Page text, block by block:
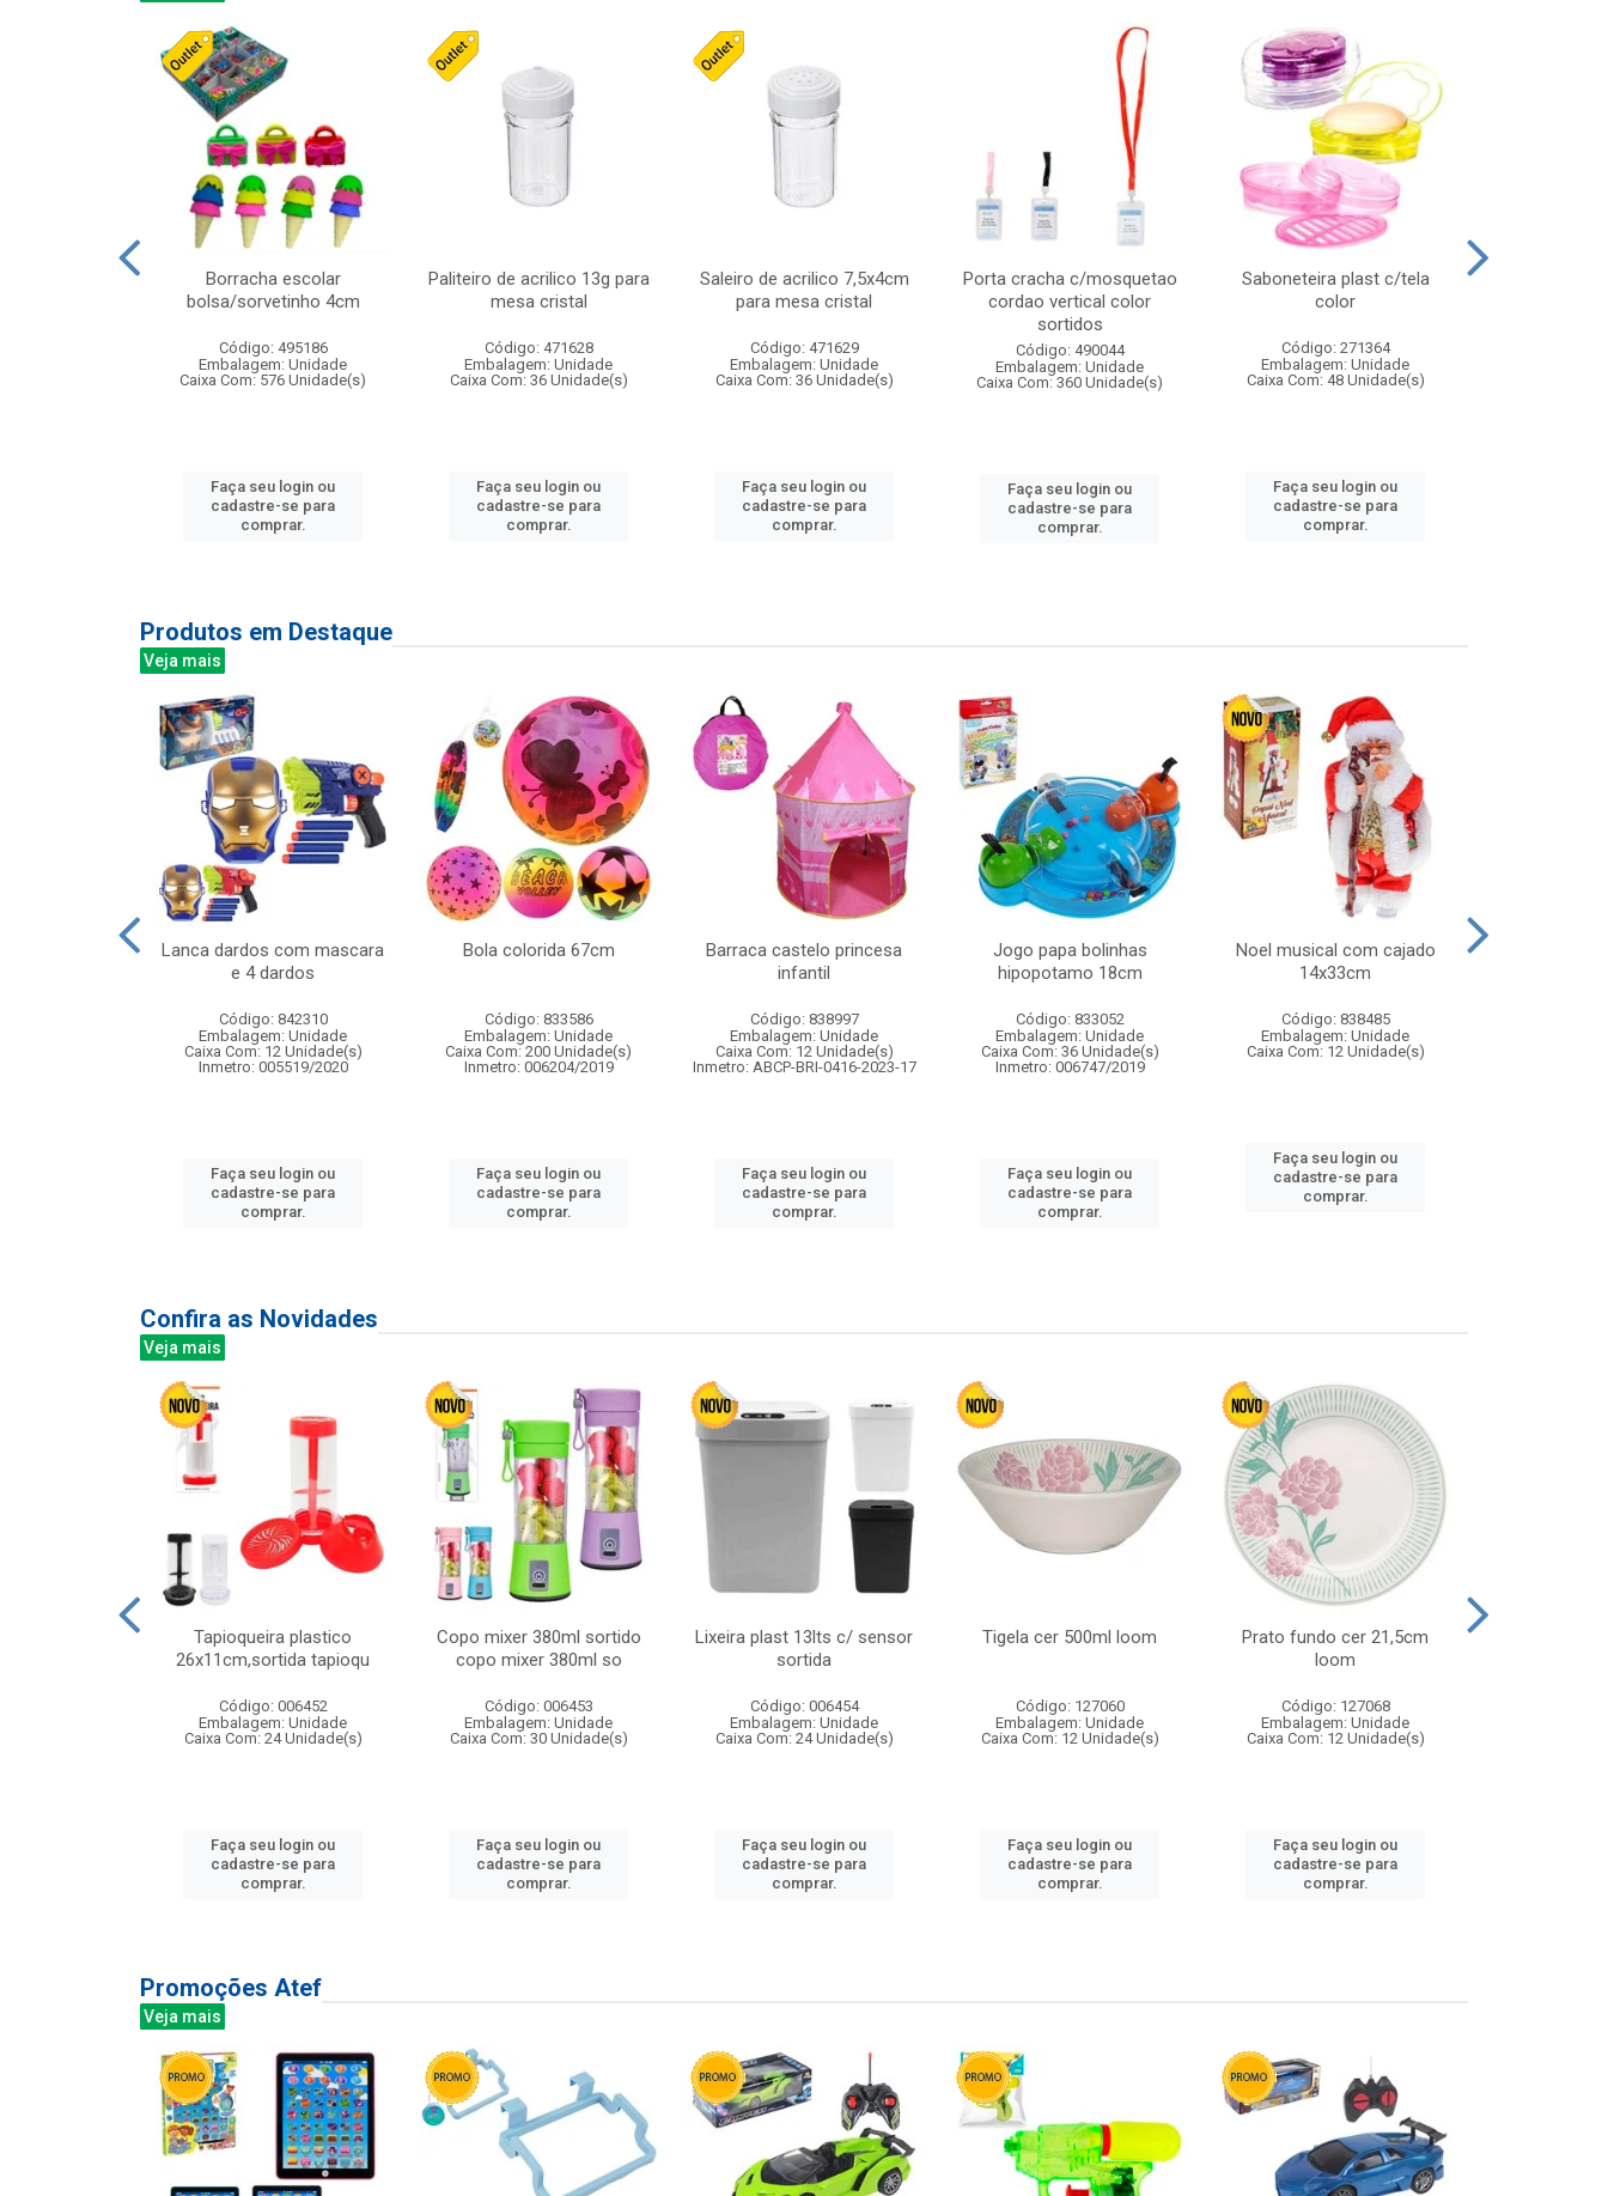
Borracha escolar
bolsa/sorvetinho 4cm
Código: 495186
Embalagem: Unidade
Caixa Com: 576 Unidade(s)
Faça seu login ou
cadastre-se para
comprar.
Paliteiro de acrilico 13g para
mesa cristal
Código: 471628
Embalagem: Unidade
Caixa Com: 36 Unidade(s)
Faça seu login ou
cadastre-se para
comprar.
Saleiro de acrilico 7,5x4cm
para mesa cristal
Código: 471629
Embalagem: Unidade
Caixa Com: 36 Unidade(s)
Faça seu login ou
cadastre-se para
comprar.
Porta cracha c/mosquetao
cordao vertical color
sortidos
Código: 490044
Embalagem: Unidade
Caixa Com: 360 Unidade(s)
Faça seu login ou
cadastre-se para
comprar.
Saboneteira plast c/tela
color
Código: 271364
Embalagem: Unidade
Caixa Com: 48 Unidade(s)
Faça seu login ou
cadastre-se para
comprar.
Produtos em Destaque
Veja mais
Lanca dardos com mascara
e 4 dardos
Código: 842310
Embalagem: Unidade
Caixa Com: 12 Unidade(s)
Inmetro: 005519/2020
Faça seu login ou
cadastre-se para
comprar.
Bola colorida 67cm
Código: 833586
Embalagem: Unidade
Caixa Com: 200 Unidade(s)
Inmetro: 006204/2019
Faça seu login ou
cadastre-se para
comprar.
Barraca castelo princesa
infantil
Código: 838997
Embalagem: Unidade
Caixa Com: 12 Unidade(s)
Inmetro: ABCP-BRI-0416-2023-17
Faça seu login ou
cadastre-se para
comprar.
Jogo papa bolinhas
hipopotamo 18cm
Código: 833052
Embalagem: Unidade
Caixa Com: 36 Unidade(s)
Inmetro: 006747/2019
Faça seu login ou
cadastre-se para
comprar.
Noel musical com cajado
14x33cm
Código: 838485
Embalagem: Unidade
Caixa Com: 12 Unidade(s)
Faça seu login ou
cadastre-se para
comprar.
Confira as Novidades
Veja mais
Tapioqueira plastico
26x11cm,sortida tapioqu
Código: 006452
Embalagem: Unidade
Caixa Com: 24 Unidade(s)
Faça seu login ou
cadastre-se para
comprar.
Copo mixer 380ml sortido
copo mixer 380ml so
Código: 006453
Embalagem: Unidade
Caixa Com: 30 Unidade(s)
Faça seu login ou
cadastre-se para
comprar.
Lixeira plast 13lts c/ sensor
sortida
Código: 006454
Embalagem: Unidade
Caixa Com: 24 Unidade(s)
Faça seu login ou
cadastre-se para
comprar.
Tigela cer 500ml loom
Código: 127060
Embalagem: Unidade
Caixa Com: 12 Unidade(s)
Faça seu login ou
cadastre-se para
comprar.
Prato fundo cer 21,5cm
loom
Código: 127068
Embalagem: Unidade
Caixa Com: 12 Unidade(s)
Faça seu login ou
cadastre-se para
comprar.
Promoções Atef
Veja mais